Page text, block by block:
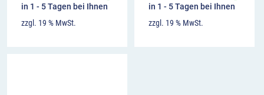
in 1 - 5 Tagen bei Ihnen
zzgl. 19 % MwSt.
in 1 - 5 Tagen bei Ihnen
zzgl. 19 % MwSt.